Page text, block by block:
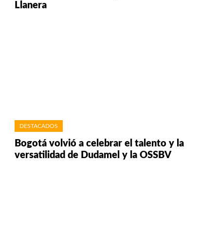
Llanera
DESTACADOS
Bogotá volvió a celebrar el talento y la
versatilidad de Dudamel y la OSSBV